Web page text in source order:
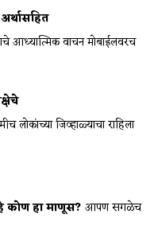
आध्यात्मिक वाचन मोबाईलवरच
लोकांच्या जिव्हाळ्याचा राहिला
हा माणूस? आपण सगळेच